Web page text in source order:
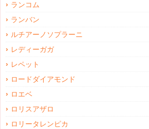
ランコム
ランバン
ルチアーノソプラーニ
レディーガガ
レペット
ロードダイアモンド
ロエベ
ロリスアザロ
ロリータレンピカ